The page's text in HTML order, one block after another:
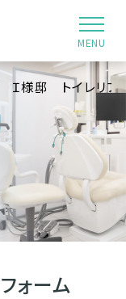
MENU
様邸 トイレリフ
ォーム